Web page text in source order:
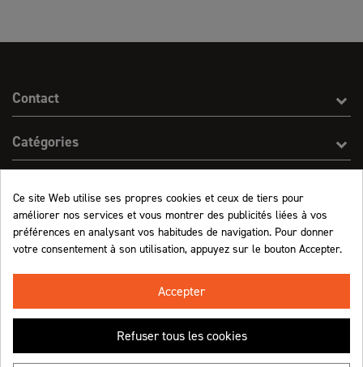
Contact
Catégories
Informations
Retrouvez-nous !
Ce site Web utilise ses propres cookies et ceux de tiers pour
améliorer nos services et vous montrer des publicités liées à vos
préférences en analysant vos habitudes de navigation. Pour donner
votre consentement à son utilisation, appuyez sur le bouton Accepter.
Accepter
Refuser tous les cookies